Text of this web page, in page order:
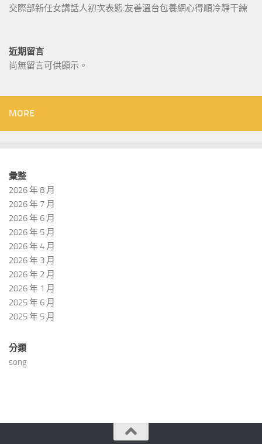
交際部新任女講話人初次表態:友善溫台包養網心得順冷靜干練
近期留言
尚無留言可供顯示。
MORE
彙整
2026 年 8 月
2026 年 7 月
2026 年 6 月
2026 年 5 月
2026 年 4 月
2026 年 3 月
2026 年 2 月
2026 年 1 月
2025 年 6 月
2025 年 5 月
分類
song